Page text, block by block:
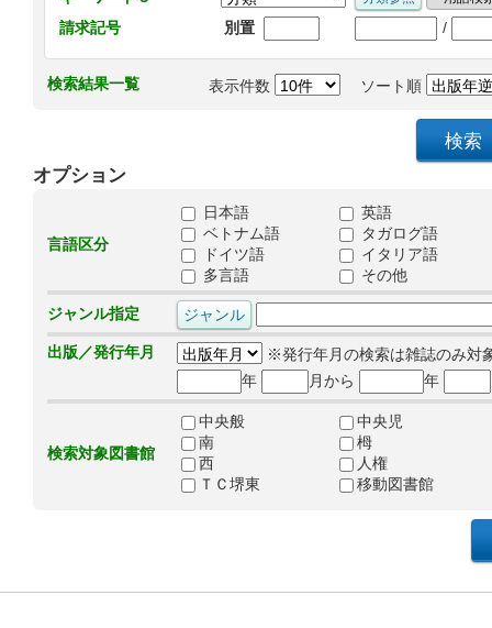
請求記号
別置 /
検索結果一覧 表示件数 ソート順
オプション
言語区分
日本語
英語
ベトナム語
タガログ語
ドイツ語
イタリア語
多言語
その他
ジャンル指定
出版／発行年月
※発行年月の検索は雑誌のみ対
年
月から 年
検索対象図書館
中央般
中央児
南
栂
西
人権
ＴＣ堺東
移動図書館